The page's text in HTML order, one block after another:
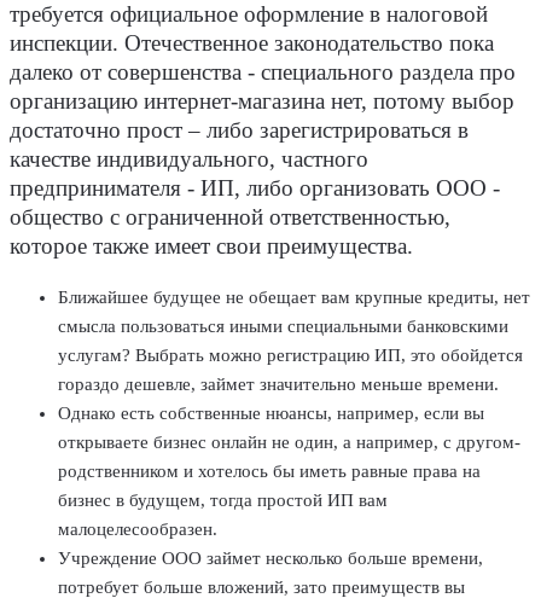
требуется официальное оформление в налоговой
инспекции. Отечественное законодательство пока
далеко от совершенства - специального раздела про
организацию интернет-магазина нет, потому выбор
достаточно прост – либо зарегистрироваться в
качестве индивидуального, частного
предпринимателя - ИП, либо организовать ООО -
общество с ограниченной ответственностью,
которое также имеет свои преимущества.
Ближайшее будущее не обещает вам крупные кредиты, нет
смысла пользоваться иными специальными банковскими
услугам? Выбрать можно регистрацию ИП, это обойдется
гораздо дешевле, займет значительно меньше времени.
Однако есть собственные нюансы, например, если вы
открываете бизнес онлайн не один, а например, с другом-
родственником и хотелось бы иметь равные права на
бизнес в будущем, тогда простой ИП вам
малоцелесообразен.
Учреждение ООО займет несколько больше времени,
потребует больше вложений, зато преимуществ вы